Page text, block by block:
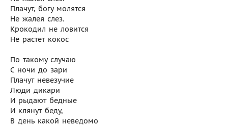
Плачут, богу молятся
Не жалея слез.
Крокодил не ловится
Не растет кокос
По такому случаю
С ночи до зари
Плачут невезучие
Люди дикари
И рыдают бедные
И клянут беду,
В день какой неведомо